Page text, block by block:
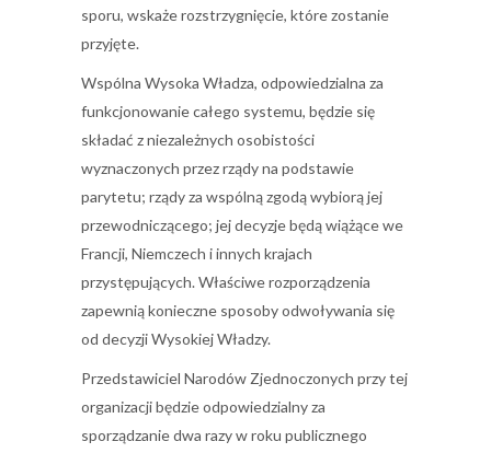
sporu, wskaże rozstrzygnięcie, które zostanie
przyjęte.
Wspólna Wysoka Władza, odpowiedzialna za
funkcjonowanie całego systemu, będzie się
składać z niezależnych osobistości
wyznaczonych przez rządy na podstawie
parytetu; rządy za wspólną zgodą wybiorą jej
przewodniczącego; jej decyzje będą wiążące we
Francji, Niemczech i innych krajach
przystępujących. Właściwe rozporządzenia
zapewnią konieczne sposoby odwoływania się
od decyzji Wysokiej Władzy.
Przedstawiciel Narodów Zjednoczonych przy tej
organizacji będzie odpowiedzialny za
sporządzanie dwa razy w roku publicznego